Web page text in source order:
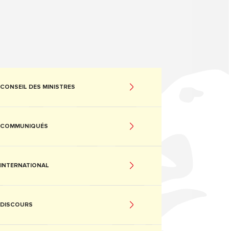
CONSEIL DES MINISTRES
COMMUNIQUÉS
INTERNATIONAL
DISCOURS